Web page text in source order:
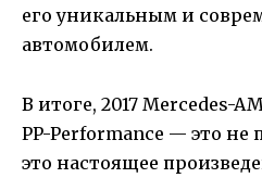
его уникальным и
автомобилем.
В итоге, 2017 Mercedes-
PP-Performance — это не
это настоящее